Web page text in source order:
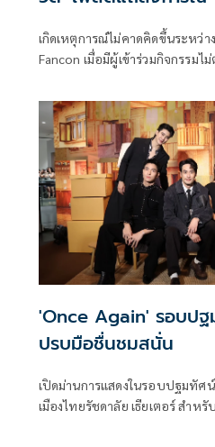
เกิดเหตุการณ์ไม่คาดคิดขึ้นระหว่า
Fancon เมื่อมีผู้เข้าร่วมกิจกรรม
อย่างต่อเนื่อง ทำให้เกิดปัญหาตา
โพสต์แถลงการณ์ชี้แจงถึงปัญหาดั
'Once Again' รอบป
ปรบมือชื่นชมสนั่น
เปิดม่านการแสดงในรอบปฐมทัศน์
เมืองไทยรัชดาลัย เธียเตอร์ สำหรับละครเวทีสุดอบอุ่นหัวใจ